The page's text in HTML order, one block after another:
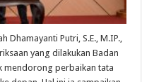
Putri, S.E., M.IP.,
yang dilakukan Badan
mendorong perbaikan tata